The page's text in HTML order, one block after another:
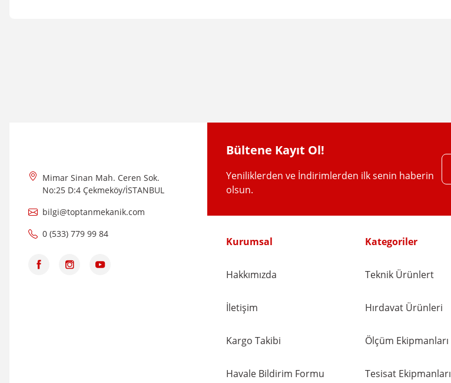
Mimar Sinan Mah. Ceren Sok.
No:25 D:4 Çekmeköy/İSTANBUL
bilgi@toptanmekanik.com
0 (533) 779 99 84
Bültene Kayıt Ol!
Yeniliklerden ve İndirimlerden ilk senin haberin
olsun.
Kurumsal
Hakkımızda
İletişim
Kargo Takibi
Havale Bildirim Formu
Kategoriler
Teknik Ürünlert
Hırdavat Ürünleri
Ölçüm Ekipmanları
Tesisat Ekipmanları